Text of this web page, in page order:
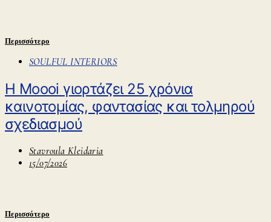
Περισσότερο
SOULFUL INTERIORS
Η Moooi γιορτάζει 25 χρόνια
καινοτομίας, φαντασίας και τολμηρού
σχεδιασμού
Stavroula Kleidaria
15/07/2026
Περισσότερο